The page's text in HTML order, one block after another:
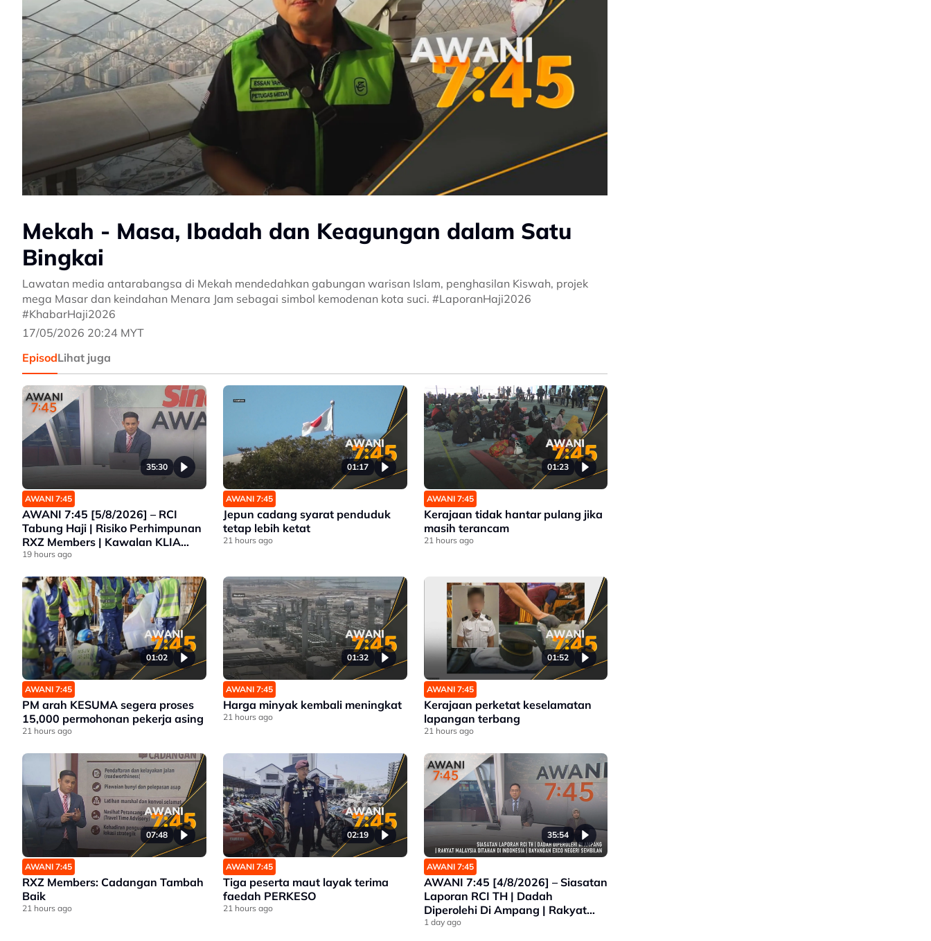
Mekah - Masa, Ibadah dan Keagungan dalam Satu
Bingkai
Lawatan media antarabangsa di Mekah mendedahkan gabungan warisan Islam, penghasilan Kiswah, projek
mega Masar dan keindahan Menara Jam sebagai simbol kemodenan kota suci. #LaporanHaji2026
#KhabarHaji2026
17/05/2026 20:24 MYT
EpisodLihat juga
35:30
AWANI 7:45
AWANI 7:45 [5/8/2026] – RCI
Tabung Haji | Risiko Perhimpunan
RXZ Members | Kawalan KLIA
Lebih Ketat | Pelarian Myanmar
19 hours ago
01:17
AWANI 7:45
Jepun cadang syarat penduduk
tetap lebih ketat
21 hours ago
01:23
AWANI 7:45
Kerajaan tidak hantar pulang jika
masih terancam
21 hours ago
01:02
AWANI 7:45
PM arah KESUMA segera proses
15,000 permohonan pekerja asing
21 hours ago
01:32
AWANI 7:45
Harga minyak kembali meningkat
21 hours ago
01:52
AWANI 7:45
Kerajaan perketat keselamatan
lapangan terbang
21 hours ago
07:48
AWANI 7:45
RXZ Members: Cadangan Tambah
Baik
21 hours ago
02:19
AWANI 7:45
Tiga peserta maut layak terima
faedah PERKESO
21 hours ago
35:54
AWANI 7:45
AWANI 7:45 [4/8/2026] – Siasatan
Laporan RCI TH | Dadah
Diperolehi Di Ampang | Rakyat
Malaysia Ditahan Di Indonesia |
1 day ago